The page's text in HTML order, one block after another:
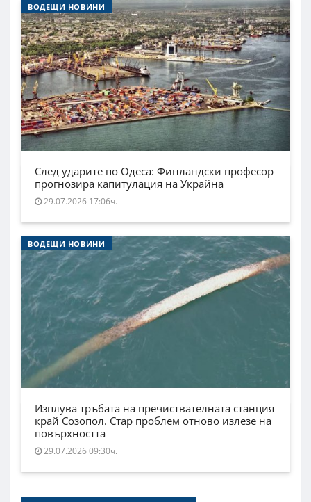
ВОДЕЩИ НОВИНИ
След ударите по Одеса: Финландски професор
прогнозира капитулация на Украйна
29.07.2026 17:06ч.
ВОДЕЩИ НОВИНИ
Изплува тръбата на пречиствателната станция
край Созопол. Стар проблем отново излезе на
повърхността
29.07.2026 09:30ч.